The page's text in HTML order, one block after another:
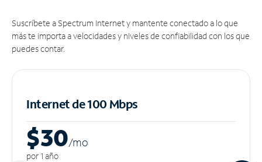
Suscríbete a Spectrum Internet y mantente conectado a lo que
más te importa a velocidades y niveles de confiabilidad con los que
puedes contar.
Internet de 100 Mbps
$30/mo
por 1 año